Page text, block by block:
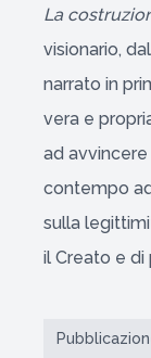
La
visionario,
narrato in
vera e
ad
contempo
sulla
il Creato e